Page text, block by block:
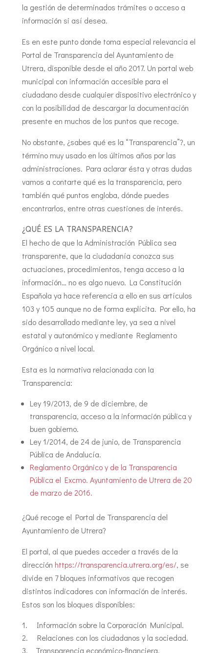
la gestión de determinados trámites o acceso a
información si así desea.
Es en este punto donde toma especial relevancia el
Portal de Transparencia del Ayuntamiento de
Utrera, disponible desde el año 2017. Un portal web
municipal con información accesible para el
ciudadano desde cualquier dispositivo electrónico y
con la posibilidad de descargar la documentación
presente en muchos de los puntos que recoge.
No obstante, ¿sabes qué es la “Transparencia”?, un
término muy usado en los últimos años por las
administraciones. Para aclarar ésta y otras dudas
vamos a contarte qué es la transparencia, pero
también qué puntos engloba, dónde puedes
encontrarlos, entre otras cuestiones de interés.
¿QUÉ ES LA TRANSPARENCIA?
El hecho de que la Administración Pública sea
transparente, que la ciudadanía conozca sus
actuaciones, procedimientos, tenga acceso a la
información… no es algo nuevo. La Constitución
Española ya hace referencia a ello en sus artículos
103 y 105 aunque no de forma explícita. Por ello, ha
sido desarrollado mediante ley, ya sea a nivel
estatal y autonómico y mediante Reglamento
Orgánico a nivel local.
Esta es la normativa relacionada con la
Transparencia:
Ley 19/2013, de 9 de diciembre, de
transparencia, acceso a la información pública y
buen gobierno.
Ley 1/2014, de 24 de junio, de Transparencia
Pública de Andalucía.
Reglamento Orgánico y de la Transparencia
Pública el Excmo. Ayuntamiento de Utrera de 20
de marzo de 2016.
¿Qué recoge el Portal de Transparencia del
Ayuntamiento de Utrera?
El portal, al que puedes acceder a través de la
dirección https://transparencia.utrera.org/es/, se
divide en 7 bloques informativos que recogen
distintos indicadores con información de interés.
Estos son los bloques disponibles:
Información sobre la Corporación Municipal.
Relaciones con los ciudadanos y la sociedad.
Transparencia económico-financiera.